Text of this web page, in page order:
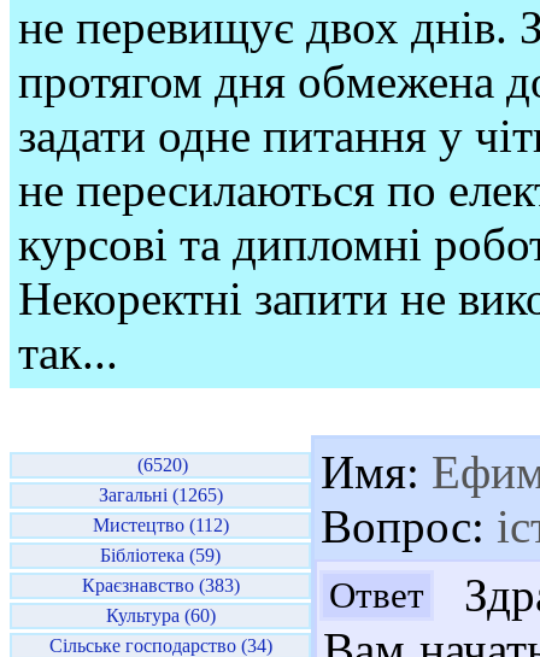
не перевищує двох днів.
протягом дня обмежена
задати одне питання у
не пересилаються по
курсові та дипломні
Некоректні запити не
так...
(6520)
Загальні (1265)
Мистецтво (112)
Бібліотека (59)
Краєзнавство (383)
Культура (60)
Сільське господарство (34)
Имя:
Вопрос:
Ответ